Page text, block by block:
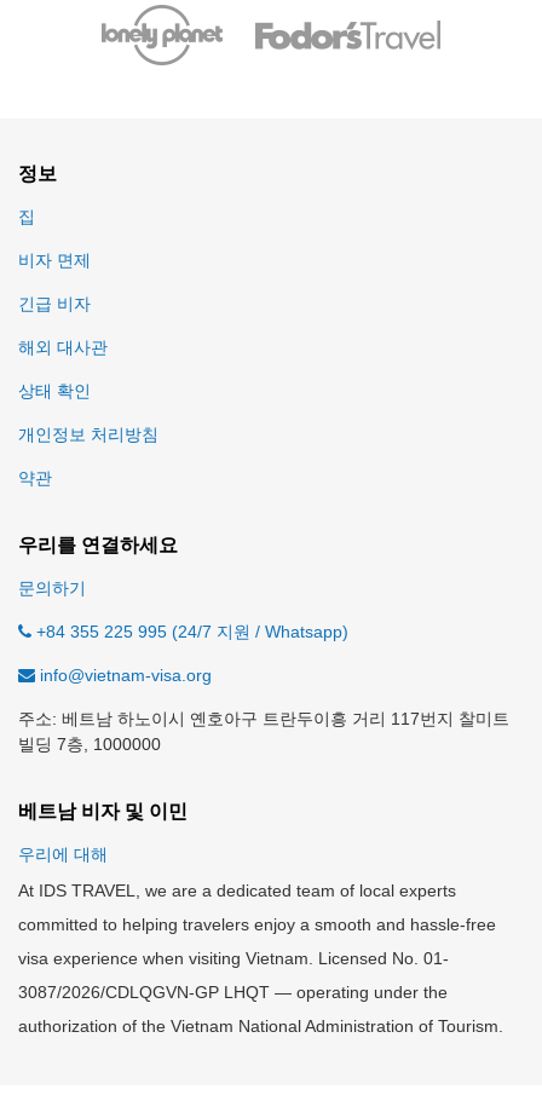
정보
집
비자 면제
긴급 비자
해외 대사관
상태 확인
개인정보 처리방침
약관
우리를 연결하세요
문의하기
+84 355 225 995 (24/7 지원 / Whatsapp)
info@vietnam-visa.org
주소: 베트남 하노이시 옌호아구 트란두이흥 거리 117번지 찰미트
빌딩 7층, 1000000
베트남 비자 및 이민
우리에 대해
At IDS TRAVEL, we are a dedicated team of local experts
committed to helping travelers enjoy a smooth and hassle-free
visa experience when visiting Vietnam. Licensed No. 01-
3087/2026/CDLQGVN-GP LHQT — operating under the
authorization of the Vietnam National Administration of Tourism.